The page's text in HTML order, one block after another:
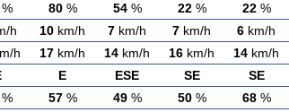
80% 54% 22% 22%
h 10 km/h 7 km/h 7 km/h 6 km/h
h 17 km/h 14 km/h 16 km/h 14 km/h
E ESE SE SE
57% 49% 50% 68%